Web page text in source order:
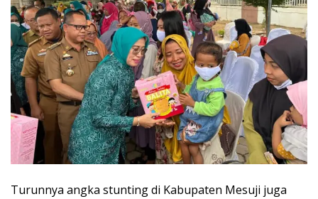
Turunnya angka stunting di Kabupaten Mesuji juga